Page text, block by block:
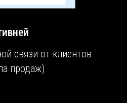
связи от клиентов
продаж)